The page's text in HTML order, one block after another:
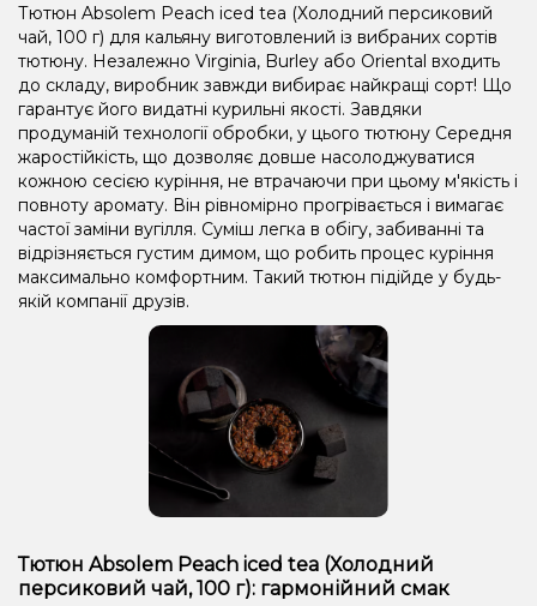
Тютюн Absolem Peach iced tea (Холодний персиковий
чай, 100 г) для кальяну виготовлений із вибраних сортів
тютюну. Незалежно Virginia, Burley або Oriental входить
до складу, виробник завжди вибирає найкращі сорт! Що
гарантує його видатні курильні якості. Завдяки
продуманій технології обробки, у цього тютюну Середня
жаростійкість, що дозволяє довше насолоджуватися
кожною сесією куріння, не втрачаючи при цьому м'якість і
повноту аромату. Він рівномірно прогрівається і вимагає
частої заміни вугілля. Суміш легка в обігу, забиванні та
відрізняється густим димом, що робить процес куріння
максимально комфортним. Такий тютюн підійде у будь-
якій компанії друзів.
Тютюн Absolem Peach iced tea (Холодний
персиковий чай, 100 г): гармонійний смак